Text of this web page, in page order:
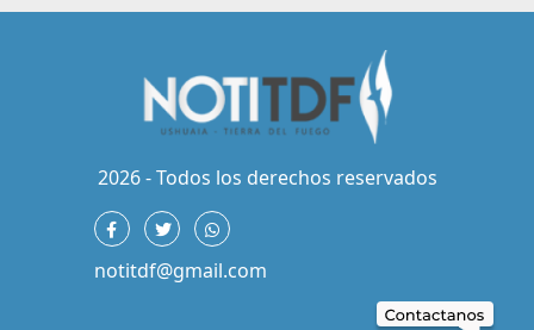
2026 - Todos los derechos reservados
notitdf@gmail.com